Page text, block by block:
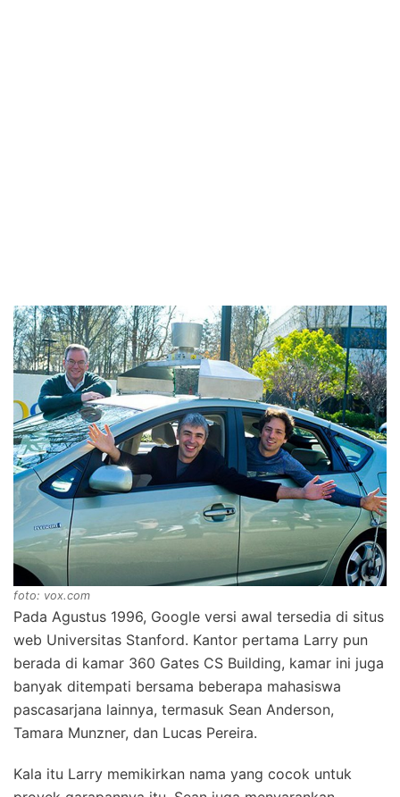
foto: vox.com
Pada Agustus 1996, Google versi awal tersedia di situs
web Universitas Stanford. Kantor pertama Larry pun
berada di kamar 360 Gates CS Building, kamar ini juga
banyak ditempati bersama beberapa mahasiswa
pascasarjana lainnya, termasuk Sean Anderson,
Tamara Munzner, dan Lucas Pereira.
Kala itu Larry memikirkan nama yang cocok untuk